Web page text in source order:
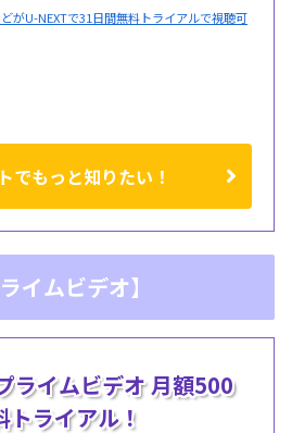
がU-NEXTで31日間無料トライアルで視聴可
でもっと知りたい！
イムビデオ】
ライムビデオ 月額500
ライアル！